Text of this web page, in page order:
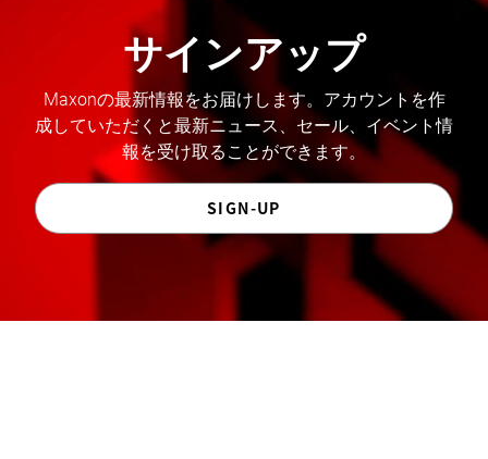
サインアップ
Maxonの最新情報をお届けします。アカウントを作
成していただくと最新ニュース、セール、イベント情
報を受け取ることができます。
SIGN-UP